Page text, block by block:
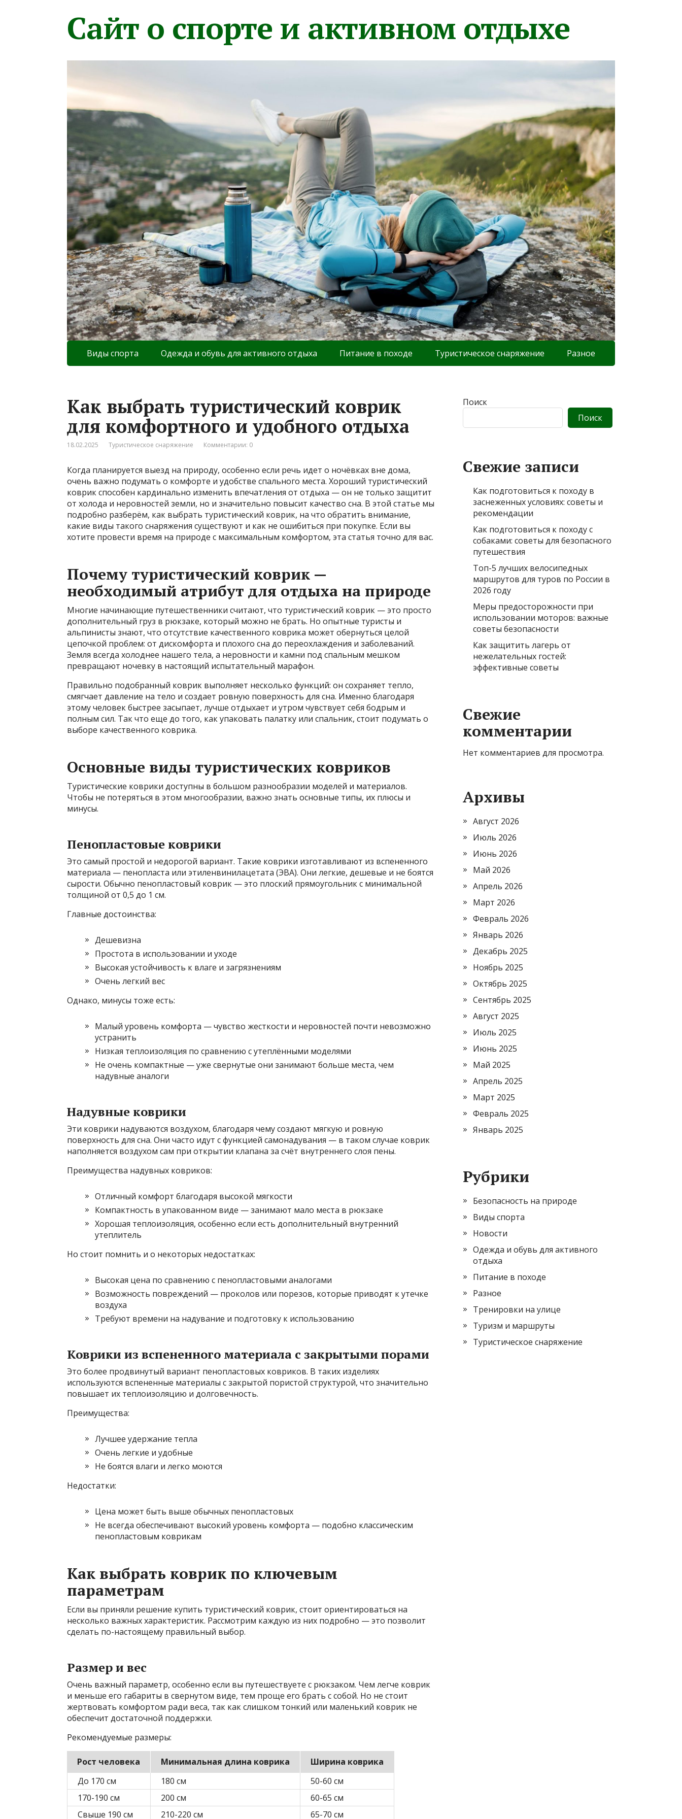
Сайт о спорте и активном отдыхе
Виды спорта Одежда и обувь для активного отдыха Питание в походе Туристическое снаряжение Разное
Как выбрать туристический коврик
для комфортного и удобного отдыха
18.02.2025 Туристическое снаряжение Комментарии: 0
Когда планируется выезд на природу, особенно если речь идет о ночёвках вне дома,
очень важно подумать о комфорте и удобстве спального места. Хороший туристический
коврик способен кардинально изменить впечатления от отдыха — он не только защитит
от холода и неровностей земли, но и значительно повысит качество сна. В этой статье мы
подробно разберём, как выбрать туристический коврик, на что обратить внимание,
какие виды такого снаряжения существуют и как не ошибиться при покупке. Если вы
хотите провести время на природе с максимальным комфортом, эта статья точно для вас.
Почему туристический коврик —
необходимый атрибут для отдыха на природе
Многие начинающие путешественники считают, что туристический коврик — это просто
дополнительный груз в рюкзаке, который можно не брать. Но опытные туристы и
альпинисты знают, что отсутствие качественного коврика может обернуться целой
цепочкой проблем: от дискомфорта и плохого сна до переохлаждения и заболеваний.
Земля всегда холоднее нашего тела, а неровности и камни под спальным мешком
превращают ночевку в настоящий испытательный марафон.
Правильно подобранный коврик выполняет несколько функций: он сохраняет тепло,
смягчает давление на тело и создает ровную поверхность для сна. Именно благодаря
этому человек быстрее засыпает, лучше отдыхает и утром чувствует себя бодрым и
полным сил. Так что еще до того, как упаковать палатку или спальник, стоит подумать о
выборе качественного коврика.
Основные виды туристических ковриков
Туристические коврики доступны в большом разнообразии моделей и материалов.
Чтобы не потеряться в этом многообразии, важно знать основные типы, их плюсы и
минусы.
Пенопластовые коврики
Это самый простой и недорогой вариант. Такие коврики изготавливают из вспененного
материала — пенопласта или этиленвинилацетата (ЭВА). Они легкие, дешевые и не боятся
сырости. Обычно пенопластовый коврик — это плоский прямоугольник с минимальной
толщиной от 0,5 до 1 см.
Главные достоинства:
Дешевизна
Простота в использовании и уходе
Высокая устойчивость к влаге и загрязнениям
Очень легкий вес
Однако, минусы тоже есть:
Малый уровень комфорта — чувство жесткости и неровностей почти невозможно
устранить
Низкая теплоизоляция по сравнению с утеплёнными моделями
Не очень компактные — уже свернутые они занимают больше места, чем
надувные аналоги
Надувные коврики
Эти коврики надуваются воздухом, благодаря чему создают мягкую и ровную
поверхность для сна. Они часто идут с функцией самонадувания — в таком случае коврик
наполняется воздухом сам при открытии клапана за счёт внутреннего слоя пены.
Преимущества надувных ковриков:
Отличный комфорт благодаря высокой мягкости
Компактность в упакованном виде — занимают мало места в рюкзаке
Хорошая теплоизоляция, особенно если есть дополнительный внутренний
утеплитель
Но стоит помнить и о некоторых недостатках:
Высокая цена по сравнению с пенопластовыми аналогами
Возможность повреждений — проколов или порезов, которые приводят к утечке
воздуха
Требуют времени на надувание и подготовку к использованию
Коврики из вспененного материала с закрытыми порами
Это более продвинутый вариант пенопластовых ковриков. В таких изделиях
используются вспененные материалы с закрытой пористой структурой, что значительно
повышает их теплоизоляцию и долговечность.
Преимущества:
Лучшее удержание тепла
Очень легкие и удобные
Не боятся влаги и легко моются
Недостатки:
Цена может быть выше обычных пенопластовых
Не всегда обеспечивают высокий уровень комфорта — подобно классическим
пенопластовым коврикам
Как выбрать коврик по ключевым
параметрам
Если вы приняли решение купить туристический коврик, стоит ориентироваться на
несколько важных характеристик. Рассмотрим каждую из них подробно — это позволит
сделать по-настоящему правильный выбор.
Размер и вес
Очень важный параметр, особенно если вы путешествуете с рюкзаком. Чем легче коврик
и меньше его габариты в свернутом виде, тем проще его брать с собой. Но не стоит
жертвовать комфортом ради веса, так как слишком тонкий или маленький коврик не
обеспечит достаточной поддержки.
Рекомендуемые размеры:
Рост человека Минимальная длина коврика
Ширина коврика
До 170 см
180 см
50-60 см
170-190 см
200 см
60-65 см
Свыше 190 см
210-220 см 65-70 см
Поиск
Поиск
Свежие записи
Как подготовиться к походу в
заснеженных условиях: советы и
рекомендации
Как подготовиться к походу с
собаками: советы для безопасного
путешествия
Топ-5 лучших велосипедных
маршрутов для туров по России в
2026 году
Меры предосторожности при
использовании моторов: важные
советы безопасности
Как защитить лагерь от
нежелательных гостей:
эффективные советы
Свежие
комментарии
Нет комментариев для просмотра.
Архивы
Август 2026
Июль 2026
Июнь 2026
Май 2026
Апрель 2026
Март 2026
Февраль 2026
Январь 2026
Декабрь 2025
Ноябрь 2025
Октябрь 2025
Сентябрь 2025
Август 2025
Июль 2025
Июнь 2025
Май 2025
Апрель 2025
Март 2025
Февраль 2025
Январь 2025
Рубрики
Безопасность на природе
Виды спорта
Новости
Одежда и обувь для активного
отдыха
Питание в походе
Разное
Тренировки на улице
Туризм и маршруты
Туристическое снаряжение